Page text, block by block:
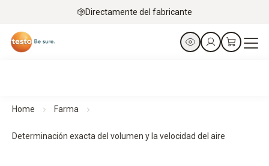
Directamente del fabricante
Home Farma
Determinación exacta del volumen y la velocidad del aire